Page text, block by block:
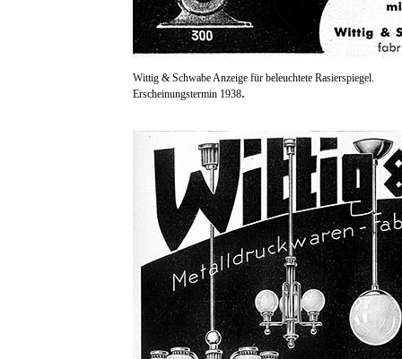
Wittig & Schwabe Anzeige für beleuchtete Rasierspiegel.
Erscheinungstermin 1938.